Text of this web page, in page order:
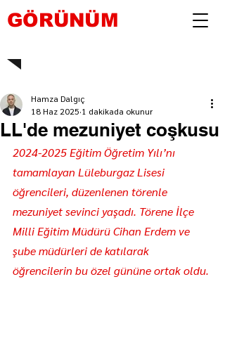
GÖRÜNÜM
LL'de mezuniyet coşkusu
Hamza Dalgıç
18 Haz 2025 1 dakikada okunur
2024-2025 Eğitim Öğretim Yılı’nı
tamamlayan Lüleburgaz Lisesi
öğrencileri, düzenlenen törenle
mezuniyet sevinci yaşadı. Törene İlçe
Milli Eğitim Müdürü Cihan Erdem ve
şube müdürleri de katılarak
öğrencilerin bu özel gününe ortak oldu.